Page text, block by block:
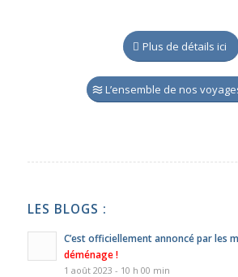
Plus de détails ici
L’ensemble de nos
LES BLOGS :
C’est officiellement annoncé par les
déménage !
1 août 2023 - 10 h 00 min